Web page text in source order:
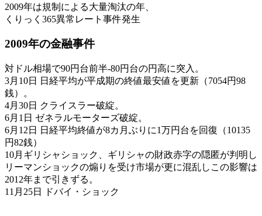
2009年は規制による大量淘汰の年、
くりっく365異常レート事件発生
2009年の金融事件
対ドル相場で90円台前半-80円台の円高に突入。
3月10日 日経平均が平成期の終値最安値を更新（7054円98
銭）。
4月30日 クライスラー破綻。
6月1日 ゼネラルモーターズ破綻。
6月12日 日経平均終値が8カ月ぶりに1万円台を回復（10135
円82銭）
10月ギリシャショック、ギリシャの財政赤字の隠匿が判明し
リーマンショックの煽りを受け市場が更に混乱しこの影響は
2012年まで引きずる。
11月25日 ドバイ・ショック